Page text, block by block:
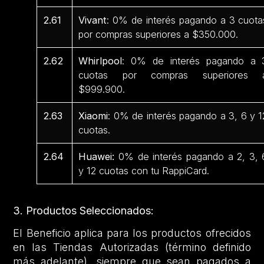
2.61 Vivant: 0% de interés pagando a 3
por compras superiores a $350.000.
2.62 Whirlpool: 0% de interés pagando a
cuotas por compras superiores
$999.900.
2.63 Xiaomi: 0% de interés pagando a 3, 6 y
cuotas.
2.64 Huawei: 0% de interés pagando a 2, 3,
y 12 cuotas con tu RappiCard.
3. Productos Seleccionados:
El Beneficio aplica para los productos ofrecidos
en las Tiendas Autorizadas (término definido
más adelante), siempre que sean pagados a